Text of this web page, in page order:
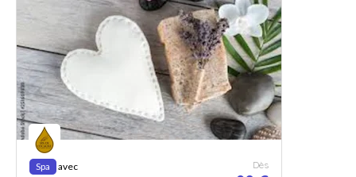
Spa avec Dès